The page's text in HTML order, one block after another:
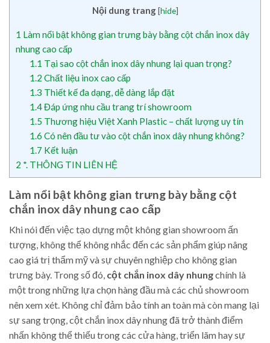
Nội dung trang [hide]
1 Làm nổi bật không gian trưng bày bằng cột chắn inox dây
nhung cao cấp
1.1 Tại sao cột chắn inox dây nhung lại quan trọng?
1.2 Chất liệu inox cao cấp
1.3 Thiết kế đa dạng, dễ dàng lắp đặt
1.4Đáp ứng nhu cầu trang trí showroom
1.5 Thương hiệu Việt Xanh Plastic – chất lượng uy tín
1.6 Có nên đầu tư vào cột chắn inox dây nhung không?
1.7 Kết luận
2 *. THÔNG TIN LIÊN HỆ
Làm nổi bật không gian trưng bày bằng cột
chắn inox dây nhung cao cấp
Khi nói đến việc tạo dựng một không gian showroom ấn
tượng, không thể không nhắc đến các sản phẩm giúp nâng
cao giá trị thẩm mỹ và sự chuyên nghiệp cho không gian
trưng bày. Trong số đó, cột chắn inox dây nhungchính là
một trong những lựa chọn hàng đầu mà các chủ showroom
nên xem xét. Không chỉ đảm bảo tính an toàn mà còn mang lại
sự sang trọng, cột chắn inox dây nhung đã trở thành điểm
nhấn không thể thiếu trong các cửa hàng, triển lãm hay sự